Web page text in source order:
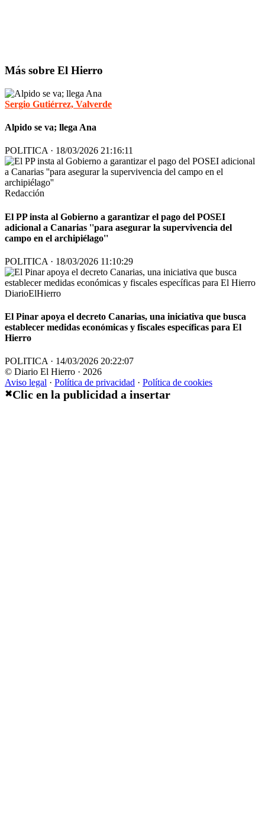
Más sobre El Hierro
Sergio Gutiérrez, Valverde
Alpido se va; llega Ana
POLITICA · 18/03/2026 21:16:11
Redacción
El PP insta al Gobierno a garantizar el pago del POSEI
adicional a Canarias ''para asegurar la supervivencia del
campo en el archipiélago''
POLITICA · 18/03/2026 11:10:29
DiarioElHierro
El Pinar apoya el decreto Canarias, una iniciativa que busca
establecer medidas económicas y fiscales específicas para El
Hierro
POLITICA · 14/03/2026 20:22:07
© Diario El Hierro · 2026
Aviso legal · Política de privacidad · Política de cookies
✖Clic en la publicidad a insertar